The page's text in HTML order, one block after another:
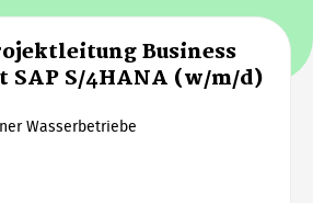
Business
SAP S/4HANA (w/m/d)
Wasserbetriebe